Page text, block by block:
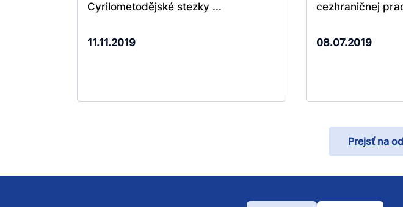
Cyrilometodějské stezky ...
11.11.2019
cezhraničnej
08.07.2019
Prejsť na